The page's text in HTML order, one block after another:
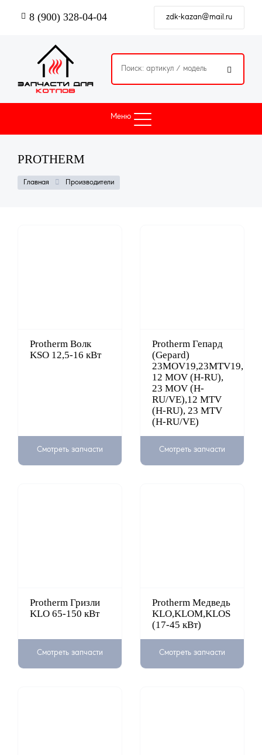
8 (900) 328-04-04 zdk-kazan@mail.ru

Меню
PROTHERM
СТРОКА
НАВИГАЦИИ
Главная Производители
Protherm Волк
KSO 12,5-16 кВт
Смотреть запчасти
Protherm Гепард
(Gepard)
23MOV19,23MTV19,
12 MOV (H-RU),
23 MOV (H-
RU/VE),12 MTV
(H-RU), 23 MTV
(H-RU/VE)
Смотреть запчасти
Protherm Гризли
KLO 65-150 кВт
Смотреть запчасти
Protherm Медведь
KLO,KLOM,KLOS
(17-45 кВт)
Смотреть запчасти